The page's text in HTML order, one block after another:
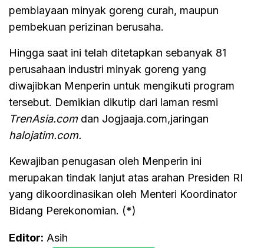
pembiayaan minyak goreng curah, maupun
pembekuan perizinan berusaha.
Hingga saat ini telah ditetapkan sebanyak 81
perusahaan industri minyak goreng yang
diwajibkan Menperin untuk mengikuti program
tersebut. Demikian dikutip dari laman resmi
TrenAsia.comdan Jogjaaja.com,jaringan
halojatim.com.
Kewajiban penugasan oleh Menperin ini
merupakan tindak lanjut atas arahan Presiden RI
yang dikoordinasikan oleh Menteri Koordinator
Bidang Perekonomian. (*)
Editor: Asih